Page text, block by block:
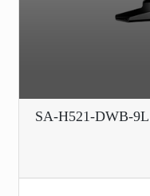
SA-H521-DWB-9L